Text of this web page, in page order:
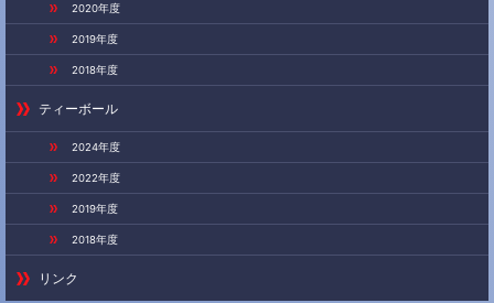
2020年度
2019年度
2018年度
ティーボール
2024年度
2022年度
2019年度
2018年度
リンク